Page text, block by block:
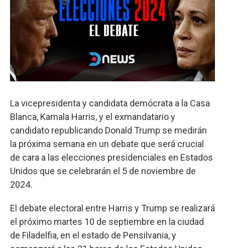
La vicepresidenta y candidata demócrata a la Casa
Blanca, Kamala Harris, y el exmandatario y
candidato republicando Donald Trump se medirán
la próxima semana en un debate que será crucial
de cara a las elecciones presidenciales en Estados
Unidos que se celebrarán el 5 de noviembre de
2024.
El debate electoral entre Harris y Trump se realizará
el próximo martes 10 de septiembre en la ciudad
de Filadelfia, en el estado de Pensilvania, y